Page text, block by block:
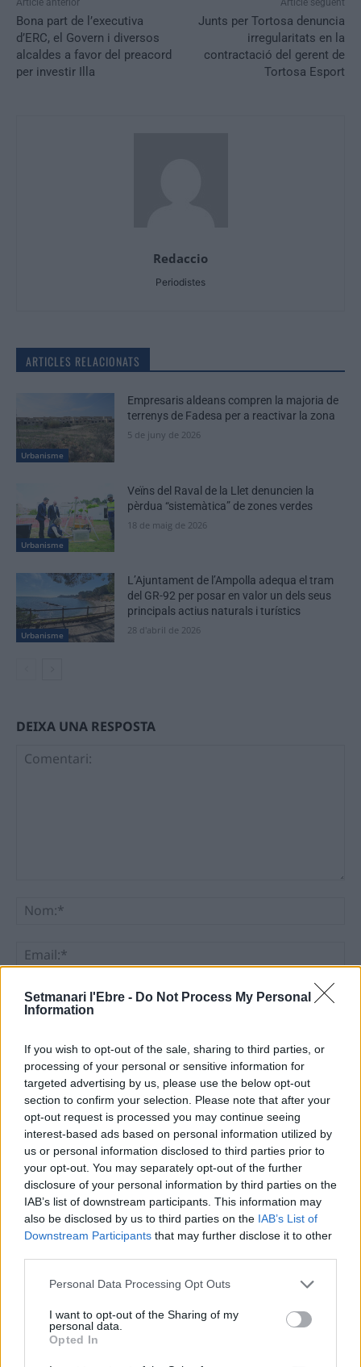
Setmanari l'Ebre - Do Not Process My Personal
Information
If you wish to opt-out of the sale, sharing to third parties, or
processing of your personal or sensitive information for
targeted advertising by us, please use the below opt-out
section to confirm your selection. Please note that after your
opt-out request is processed you may continue seeing
interest-based ads based on personal information utilized by
us or personal information disclosed to third parties prior to
your opt-out. You may separately opt-out of the further
disclosure of your personal information by third parties on the
IAB’s list of downstream participants. This information may
also be disclosed by us to third parties on the IAB’s List of
Downstream Participants that may further disclose it to other
Personal Data Processing Opt Outs
I want to opt-out of the Sharing of my
personal data.
Opted In
Article anterior
Bona part de l’executiva
d’ERC, el Govern i diversos
alcaldes a favor del preacord
per investir Illa
Article següent
Junts per Tortosa denuncia
irregularitats en la
contractació del gerent de
Tortosa Esport
Redaccio
Periodistes
ARTICLES RELACIONATS
Urbanisme
Empresaris aldeans compren la majoria de
terrenys de Fadesa per a reactivar la zona
5 de juny de 2026
Urbanisme
Veïns del Raval de la Llet denuncien la
pèrdua “sistemàtica” de zones verdes
18 de maig de 2026
Urbanisme
L’Ajuntament de l’Ampolla adequa el tram
del GR-92 per posar en valor un dels seus
principals actius naturals i turístics
28 d'abril de 2026
DEIXA UNA RESPOSTA
aquest navegador per a la propera vegada que comenti.
ÚLTIMES NOTÍCIES
31 de juliol de 2026